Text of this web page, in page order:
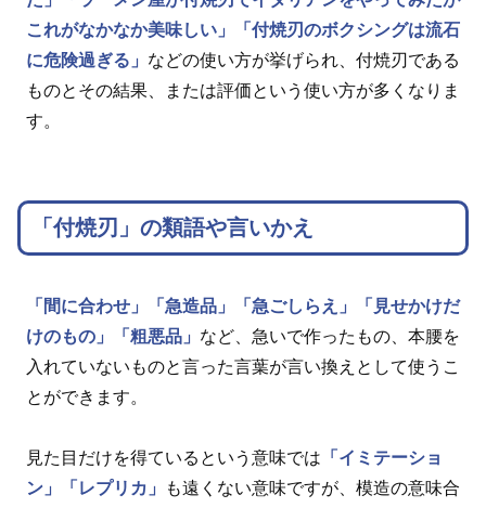
これがなかなか美味しい」
「付焼刃のボクシングは流石
に危険過ぎる」 などの使い方が挙げられ、付焼刃である
ものとその結果、または評価という使い方が多くなりま
す。
「付焼刃」の類語や言いかえ
「間に合わせ」 「急造品」 「急ごしらえ」
「見せかけだ
けのもの」
「粗悪品」 など、急いで作ったもの、本腰を
入れていないものと言った言葉が言い換えとして使うこ
とができます。
見た目だけを得ているという意味では 「イミテーショ
ン」
「レプリカ」
も遠くない意味ですが、模造の意味合